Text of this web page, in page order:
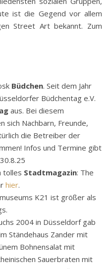
800 Bewohner aus bis zu
sozialen Gruppen,
Street Art bekannt. Zum
Büdchen. Seit dem Jahr
Büdchentag e.V.
aus. Bei diesem
Nachbarn, Freunde,
die Betreiber der
Infos und Termine gibt
hier.
K21 ist größer als
2004 in Düsseldorf gab